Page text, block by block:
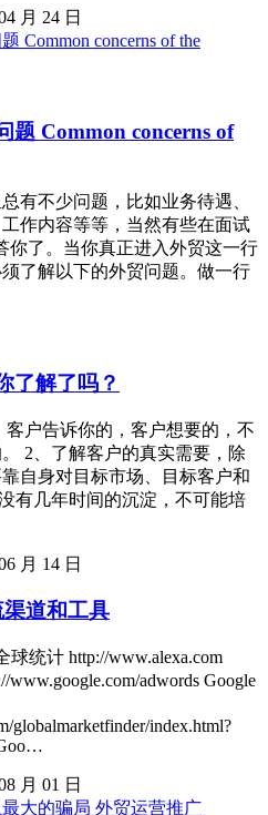
月 24 日
题 Common concerns of
有不少问题，比如业务待遇、
作内容等等，当然有些在面试
你了。当你真正进入外贸这一行
了解以下的外贸问题。做一行
了解了吗？
客户告诉你的，客户想要的，不
2、了解客户的真实需要，除
自身对目标市场、目标客户和
有几年时间的沉淀，不可能培
月 14 日
道和工具
统计 http://www.alexa.com
adwords Google
globalmarketfinder/index.html?
月 01 日
外贸运营推广